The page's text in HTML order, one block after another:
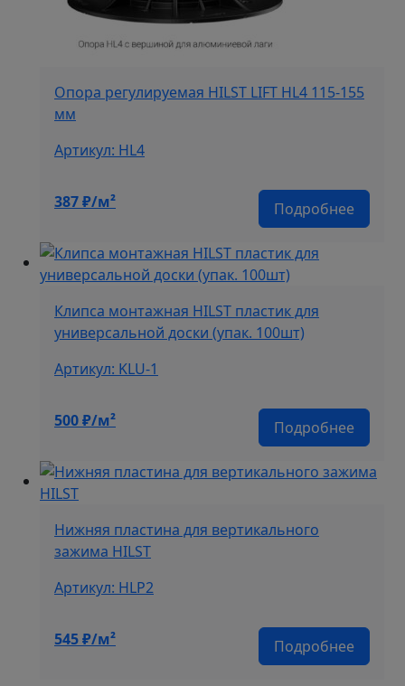
Опора регулируемая HILST LIFT HL4 115-155
мм
Артикул: HL4
Подробнее
387₽/м²
Клипса монтажная HILST пластик для
универсальной доски (упак. 100шт)
Артикул: KLU-1
Подробнее
500₽/м²
Нижняя пластина для вертикального
зажима HILST
Артикул: HLP2
Подробнее
545₽/м²